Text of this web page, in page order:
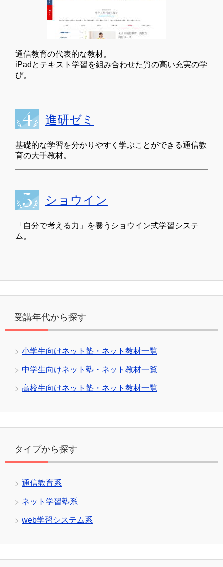
通信教育の代表的な教材。
iPadとテキスト学習を組み合わせた質の高い充実の学
び。
進研ゼミ
基礎的な学習を分かりやすく学ぶことができる通信教
育の大手教材。
ショウイン
「自分で考える力」を養うショウイン式学習システ
ム。
受講年代から探す
小学生向けネット塾・ネット教材一覧
中学生向けネット塾・ネット教材一覧
高校生向けネット塾・ネット教材一覧
タイプから探す
通信教育系
ネット学習塾系
web学習システム系